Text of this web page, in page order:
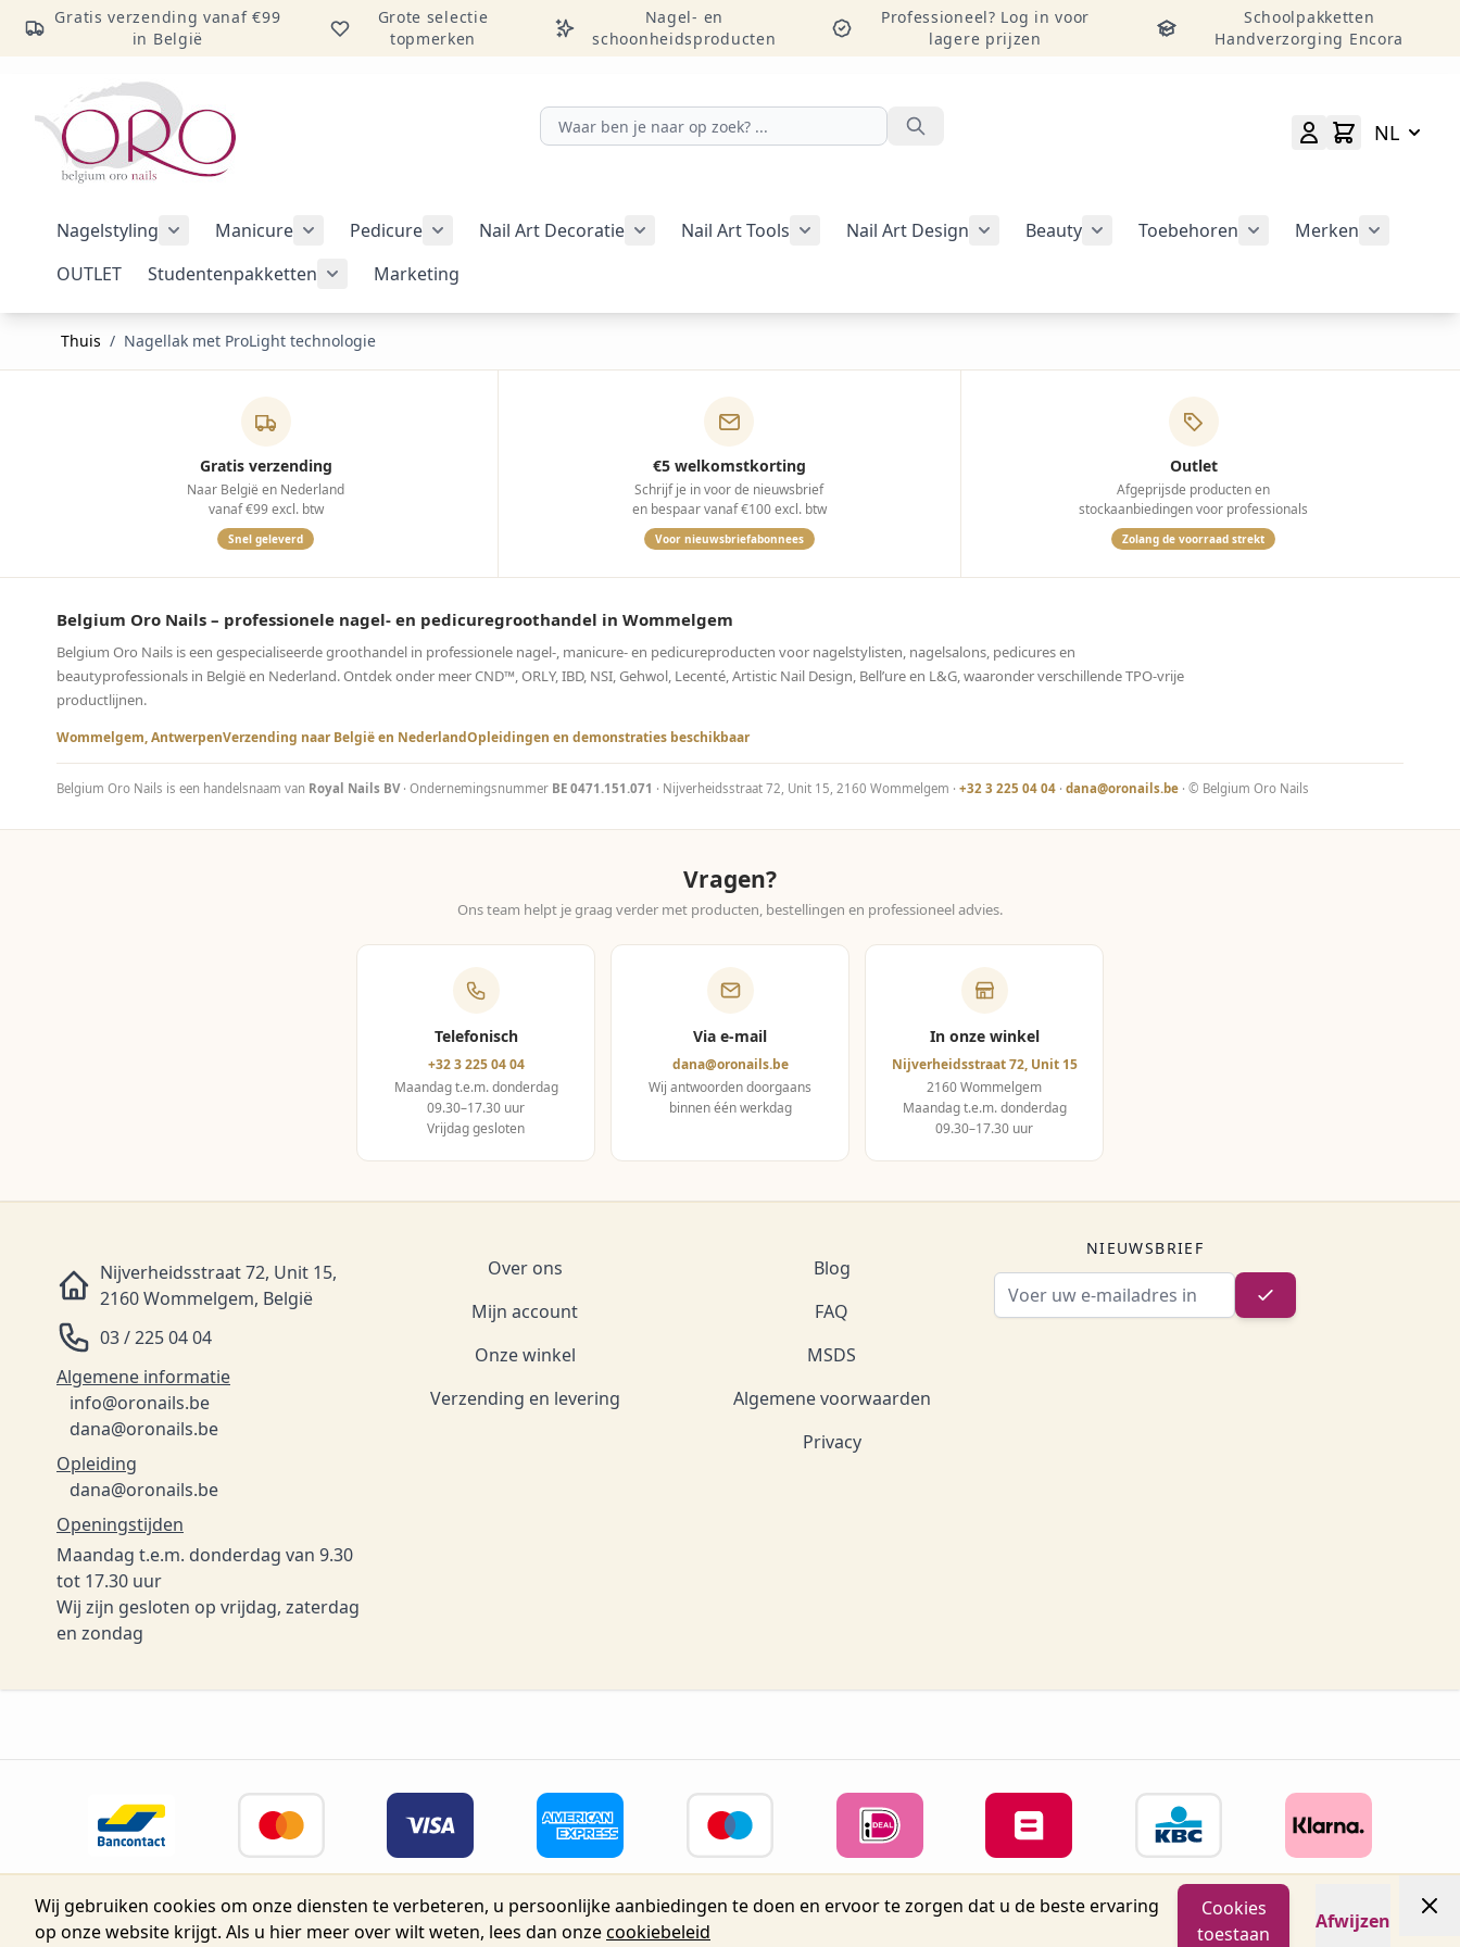
Wij gebruiken cookies om onze diensten te verbeteren, u persoonlijke aanbiedingen te doen en ervoor te zorgen dat u de beste ervaring
op onze website krijgt. Als u hier meer over wilt weten, lees dan onzecookiebeleid
Cookies
toestaan
Afwijzen
Gratis verzending vanaf €99
in België
Grote selectie
topmerken
Nagel- en
schoonheidsproducten
Professioneel? Log in voor
lagere prijzen
Schoolpakketten
Handverzorging Encora
Ga naar inhoud
Zoeken
NL
Nagelstyling
Manicure
Pedicure
Nail Art Decoratie
Nail Art Tools
Nail Art Design
Beauty
Toebehoren
Merken
OUTLET
Studentenpakketten
Marketing
Thuis / Nagellak met ProLight technologie
Gratis verzending
Naar België en Nederland
vanaf €99 excl. btw
Snel geleverd
€5 welkomstkorting
Schrijf je in voor de nieuwsbrief
en bespaar vanaf €100 excl. btw
Voor nieuwsbriefabonnees
Outlet
Afgeprijsde producten en
stockaanbiedingen voor professionals
Zolang de voorraad strekt
Belgium Oro Nails – professionele nagel- en pedicuregroothandel in Wommelgem
Belgium Oro Nails is een gespecialiseerde groothandel in professionele nagel-, manicure- en pedicureproducten voor nagelstylisten, nagelsalons, pedicures en
beautyprofessionals in België en Nederland. Ontdek onder meer CND™, ORLY, IBD, NSI, Gehwol, Lecenté, Artistic Nail Design, Bell’ure en L&G, waaronder verschillende TPO-vrije
productlijnen.
Wommelgem, AntwerpenVerzending naar België en NederlandOpleidingen en demonstraties beschikbaar
Belgium Oro Nails is een handelsnaam van Royal Nails BV· Ondernemingsnummer BE 0471.151.071 · Nijverheidsstraat 72, Unit 15, 2160 Wommelgem · +32 3 225 04 04 · dana@oronails.be · © Belgium Oro Nails
Vragen?
Ons team helpt je graag verder met producten, bestellingen en professioneel advies.
Telefonisch
+32 3 225 04 04
Maandag t.e.m. donderdag
09.30–17.30 uur
Vrijdag gesloten
Via e-mail
dana@oronails.be
Wij antwoorden doorgaans
binnen één werkdag
In onze winkel
Nijverheidsstraat 72, Unit 15
2160 Wommelgem
Maandag t.e.m. donderdag
09.30–17.30 uur
Nijverheidsstraat 72, Unit 15,
2160 Wommelgem, België
03 / 225 04 04
Algemene informatie
info@oronails.be
dana@oronails.be
Opleiding
dana@oronails.be
Openingstijden
Maandag t.e.m. donderdag van 9.30
tot 17.30 uur
Wij zijn gesloten op vrijdag, zaterdag
en zondag
Over ons
Mijn account
Onze winkel
Verzending en levering
Blog
FAQ
MSDS
Algemene voorwaarden
Privacy
NIEUWSBRIEF
E-mailadres
© 2026 Belgium Oro Nails. Nijverheidsstraat 72, Unit 15, 2160 Wommelgem, België tel.+32 3 225 04 04 info@oronails.be BTW: BE0471151071